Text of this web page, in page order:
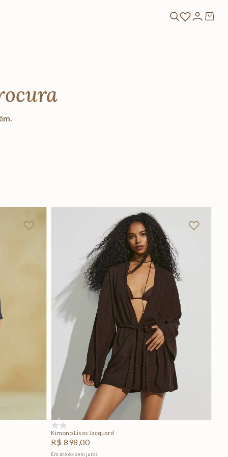
P M
Adicionar na sacola
Kimono Lisos Jacquard
R$ 898,00
Em até6x sem juros